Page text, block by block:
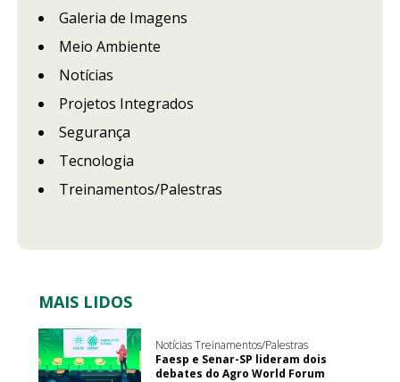
Galeria de Imagens
Meio Ambiente
Notícias
Projetos Integrados
Segurança
Tecnologia
Treinamentos/Palestras
MAIS LIDOS
Notícias Treinamentos/Palestras
Faesp e Senar-SP lideram dois
debates do Agro World Forum